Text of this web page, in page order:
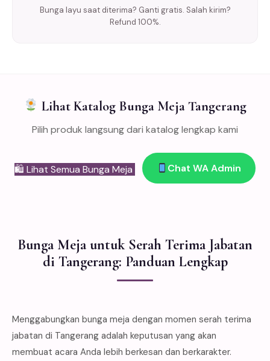
Bunga layu saat diterima? Ganti gratis. Salah kirim?
Refund 100%.
Lihat Katalog Bunga Meja Tangerang
Pilih produk langsung dari katalog lengkap kami
🛍 Lihat Semua Bunga Meja Chat WA Admin
Bunga Meja untuk Serah Terima Jabatan
di Tangerang: Panduan Lengkap
Menggabungkan bunga meja dengan momen serah terima
jabatan di Tangerang adalah keputusan yang akan
membuat acara Anda lebih berkesan dan berkarakter.